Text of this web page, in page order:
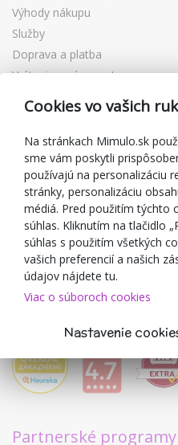
Výhody nákupu
Služby
Doprava a platba
Vrátenie a výmena tovaru
Darčekové poukážky
Zľavové kupóny
Blog
O predajcovi
Mimulo.sk
Obchodné podmienky
Ochrana osobných údajov
Kontakty
Spolupracujeme
Partnerské programy
Cookies vo vašich
Na stránkach Mimulo.sk
sme vám poskytli
používajú na personalizáciu
stránky, personalizáciu
médiá. Pred použitím týchto
súhlas. Kliknutím na tlačidlo
súhlas s použitím všetkých
vašich preferencií a našich
údajov nájdete tu.
Viac o súboroch cookies
Nastavenie